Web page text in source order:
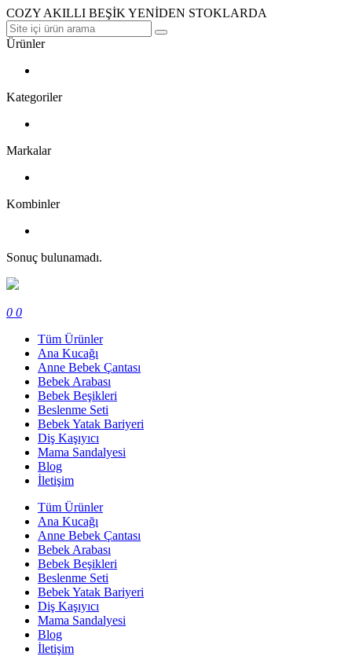
COZY AKILLI BEŞİK YENİDEN STOKLARDA
Ürünler
Kategoriler
Markalar
Kombinler
Sonuç bulunamadı.
0 0
Tüm Ürünler
Ana Kucağı
Anne Bebek Çantası
Bebek Arabası
Bebek Beşikleri
Beslenme Seti
Bebek Yatak Bariyeri
Diş Kaşıyıcı
Mama Sandalyesi
Blog
İletişim
Tüm Ürünler
Ana Kucağı
Anne Bebek Çantası
Bebek Arabası
Bebek Beşikleri
Beslenme Seti
Bebek Yatak Bariyeri
Diş Kaşıyıcı
Mama Sandalyesi
Blog
İletişim